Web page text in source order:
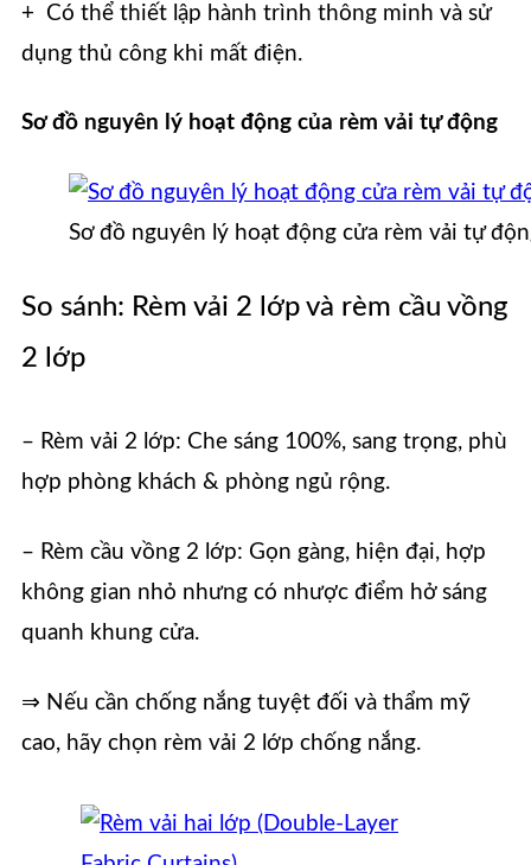
+ Có thể thiết lập hành trình thông minh và sử
dụng thủ công khi mất điện.
Sơ đồ nguyên lý hoạt động của rèm vải tự động
Sơ đồ nguyên lý hoạt động cửa rèm vải tự
So sánh: Rèm vải 2 lớp và rèm cầu vồng
2 lớp
– Rèm vải 2 lớp: Che sáng 100%, sang trọng, phù
hợp phòng khách & phòng ngủ rộng.
– Rèm cầu vồng 2 lớp: Gọn gàng, hiện đại, hợp
không gian nhỏ nhưng có nhược điểm hở sáng
quanh khung cửa.
⇒ Nếu cần chống nắng tuyệt đối và thẩm mỹ
cao, hãy chọn rèm vải 2 lớp chống nắng.